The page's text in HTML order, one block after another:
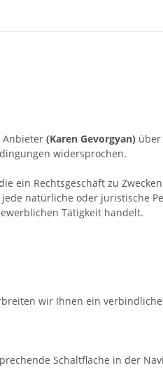
Anbieter (Karen Gevorgyan)
widersprochen.
ein Rechtsgeschäft zu
natürliche oder juristische
Tätigkeit handelt.
wir Ihnen ein
Schaltfläche in der